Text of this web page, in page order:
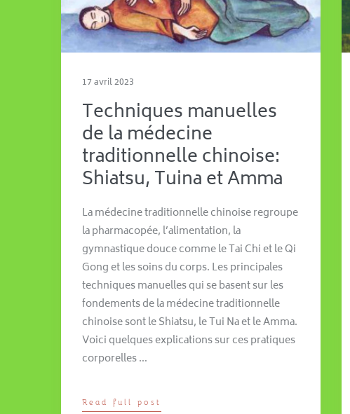
17 avril 2023
Techniques manuelles
de la médecine
traditionnelle chinoise:
Shiatsu, Tuina et Amma
La médecine traditionnelle chinoise regroupe
la pharmacopée, l’alimentation, la
gymnastique douce comme le Tai Chi et le Qi
Gong et les soins du corps. Les principales
techniques manuelles qui se basent sur les
fondements de la médecine traditionnelle
chinoise sont le Shiatsu, le Tui Na et le Amma.
Voici quelques explications sur ces pratiques
corporelles …
Read full post